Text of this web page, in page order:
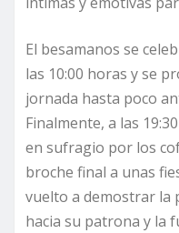
El besamanos se
las 10:00 horas y se
jornada hasta poco
Finalmente, a las
en sufragio por los
broche final a unas
vuelto a demostrar la
hacia su patrona y la